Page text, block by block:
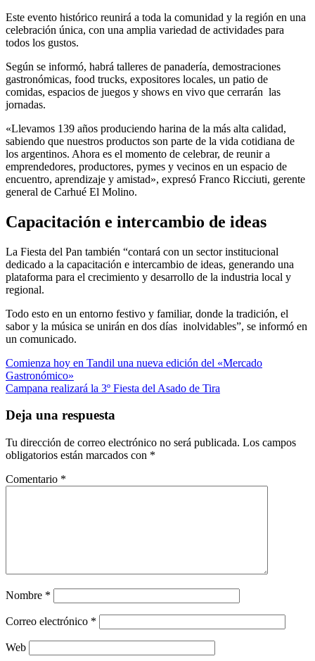
Este evento histórico reunirá a toda la comunidad y la región en una
celebración única, con una amplia variedad de actividades para
todos los gustos.
Según se informó, habrá talleres de panadería, demostraciones
gastronómicas, food trucks, expositores locales, un patio de
comidas, espacios de juegos y shows en vivo que cerrarán las
jornadas.
«Llevamos 139 años produciendo harina de la más alta calidad,
sabiendo que nuestros productos son parte de la vida cotidiana de
los argentinos. Ahora es el momento de celebrar, de reunir a
emprendedores, productores, pymes y vecinos en un espacio de
encuentro, aprendizaje y amistad», expresó Franco Ricciuti, gerente
general de Carhué El Molino.
Capacitación e intercambio de ideas
La Fiesta del Pan también “contará con un sector institucional
dedicado a la capacitación e intercambio de ideas, generando una
plataforma para el crecimiento y desarrollo de la industria local y
regional.
Todo esto en un entorno festivo y familiar, donde la tradición, el
sabor y la música se unirán en dos días inolvidables”, se informó en
un comunicado.
Navegación
de
Comienza hoy en Tandil una nueva edición del «Mercado
Gastronómico»
Campana realizará la 3º Fiesta del Asado de Tira
Deja una respuesta
Tu dirección de correo electrónico no será publicada. Los campos
obligatorios están marcados con *
Comentario *
Nombre *
Correo electrónico *
Web